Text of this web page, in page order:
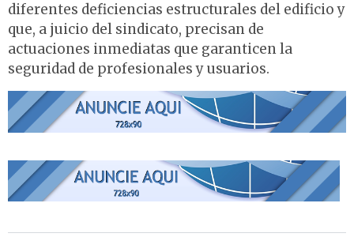
diferentes deficiencias estructurales del edificio y
que, a juicio del sindicato, precisan de
actuaciones inmediatas que garanticen la
seguridad de profesionales y usuarios.